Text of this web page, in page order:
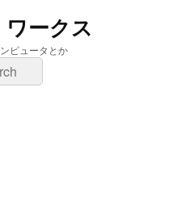
ークス
ピュータとか